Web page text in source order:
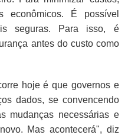
econômicos. É possível
seguras. Para isso, é
antes do custo como
hoje é que governos e
dados, se convencendo
mudanças necessárias e
Mas acontecerá", diz